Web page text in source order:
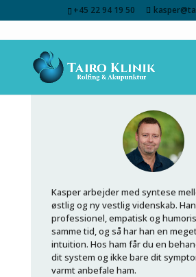
+45 22 94 19 50
Kasper arbejder med syntese
østlig og ny vestlig videnskab.
professionel, empatisk og
samme tid, og så har han en
intuition. Hos ham får du en
dit system og ikke bare dit
varmt anbefale ham.